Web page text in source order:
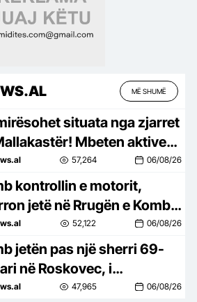
MË SHUMË
situata nga zjarret
Mbeten aktive
nga veriu në jug
57,264 06/08/26
kontrollin e motorit,
jetë në Rrugën e Kombit
nga Kosova
52,122 06/08/26
jetën pas një sherri 69-
në Roskovec, i
edhe i biri! Dinamika
47,965 06/08/26